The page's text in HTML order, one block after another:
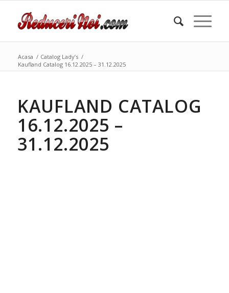
Acasa / Catalog Lady’s /
Kaufland Catalog 16.12.2025 – 31.12.2025
KAUFLAND CATALOG
16.12.2025 –
31.12.2025